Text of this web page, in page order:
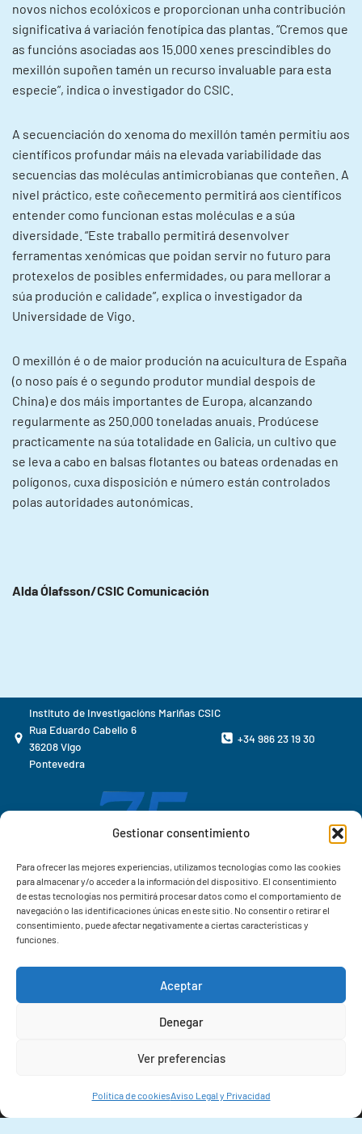
Gestionar consentimiento
Para ofrecer las mejores experiencias, utilizamos tecnologías como las cookies
para almacenar y/o acceder a la información del dispositivo. El consentimiento
de estas tecnologías nos permitirá procesar datos como el comportamiento de
navegación o las identificaciones únicas en este sitio. No consentir o retirar el
consentimiento, puede afectar negativamente a ciertas características y
funciones.
Aceptar
Denegar
Ver preferencias
Política de cookiesAviso Legal y Privacidad
novos nichos ecolóxicos e proporcionan unha contribución
significativa á variación fenotípica das plantas. “Cremos que
as funcións asociadas aos 15.000 xenes prescindibles do
mexillón supoñen tamén un recurso invaluable para esta
especie”, indica o investigador do CSIC.
A secuenciación do xenoma do mexillón tamén permitiu aos
científicos profundar máis na elevada variabilidade das
secuencias das moléculas antimicrobianas que conteñen. A
nivel práctico, este coñecemento permitirá aos científicos
entender como funcionan estas moléculas e a súa
diversidade. “Este traballo permitirá desenvolver
ferramentas xenómicas que poidan servir no futuro para
protexelos de posibles enfermidades, ou para mellorar a
súa produción e calidade”, explica o investigador da
Universidade de Vigo.
O mexillón é o de maior produción na acuicultura de España
(o noso país é o segundo produtor mundial despois de
China) e dos máis importantes de Europa, alcanzando
regularmente as 250.000 toneladas anuais. Prodúcese
practicamente na súa totalidade en Galicia, un cultivo que
se leva a cabo en balsas flotantes ou bateas ordenadas en
polígonos, cuxa disposición e número están controlados
polas autoridades autonómicas.
Alda Ólafsson/CSIC Comunicación
Instituto de Investigacións Mariñas CSIC
Rua Eduardo Cabello 6
36208 Vigo
Pontevedra
+34 986 23 19 30
Correo IIM